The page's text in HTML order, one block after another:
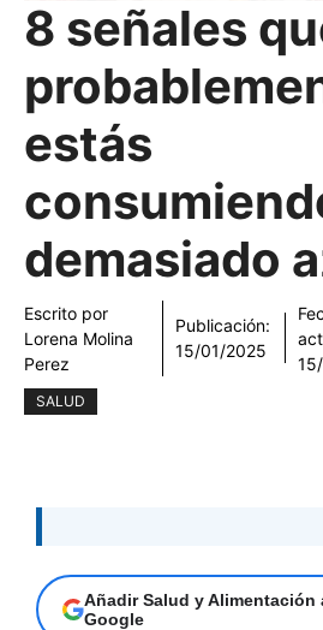
8 señales
estás
demasiado
Escrito por
Lorena Molina
Perez
Publicación:
15/01/2025
SALUD
Añadir Salud y Alimentación
Google